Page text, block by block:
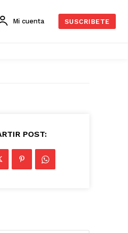
Mi cuenta SUSCRIBETE
POST: